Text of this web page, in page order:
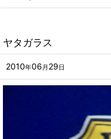
ヤタガラス
2010年06 月 29日